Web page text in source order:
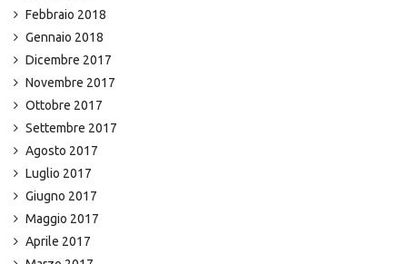
Febbraio 2018
Gennaio 2018
Dicembre 2017
Novembre 2017
Ottobre 2017
Settembre 2017
Agosto 2017
Luglio 2017
Giugno 2017
Maggio 2017
Aprile 2017